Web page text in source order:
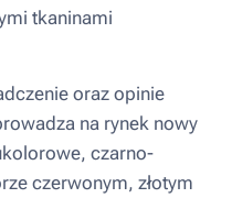
tkaninami
oraz opinie
na rynek nowy
czarno-
czerwonym, złotym